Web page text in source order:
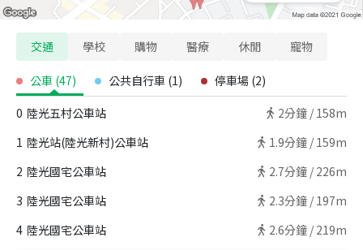
交通 學校 購物 醫療 休閒 寵物
公車 (47) 公共自行車 (1) 停車場 (2)
0 陸光五村公車站 2分鐘 / 158m
1 陸光站(陸光新村)公車站 1.9分鐘 / 159m
2 陸光國宅公車站 2.7分鐘 / 226m
3 陸光國宅公車站 2.3分鐘 / 197m
4 陸光國宅公車站 2.6分鐘 / 219m